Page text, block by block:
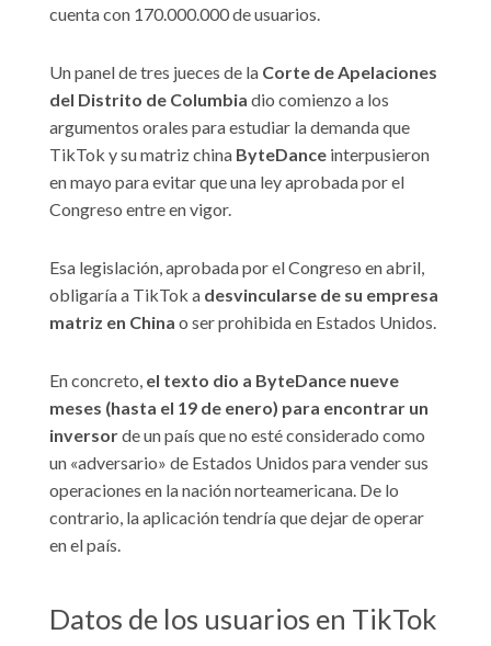
cuenta con 170.000.000 de usuarios.
Un panel de tres jueces de la Corte de Apelaciones
del Distrito de Columbia dio comienzo a los
argumentos orales para estudiar la demanda que
TikTok y su matriz china ByteDance interpusieron
en mayo para evitar que una ley aprobada por el
Congreso entre en vigor.
Esa legislación, aprobada por el Congreso en abril,
obligaría a TikTok a desvincularse de su empresa
matriz en China o ser prohibida en Estados Unidos.
En concreto, el texto dio a ByteDance nueve
meses (hasta el 19 de enero) para encontrar un
inversorde un país que no esté considerado como
un «adversario» de Estados Unidos para vender sus
operaciones en la nación norteamericana. De lo
contrario, la aplicación tendría que dejar de operar
en el país.
Datos de los usuarios en TikTok